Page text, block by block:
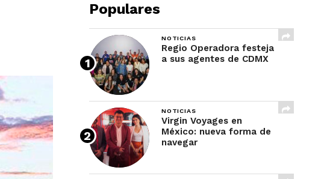
Populares
NOTICIAS
Regio Operadora festeja
a sus agentes de CDMX
NOTICIAS
Virgin Voyages en
México: nueva forma de
navegar